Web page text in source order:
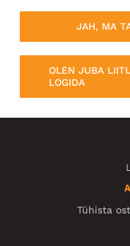
JAH, MA
OLEN JUBA
LOGIDA
Tühista